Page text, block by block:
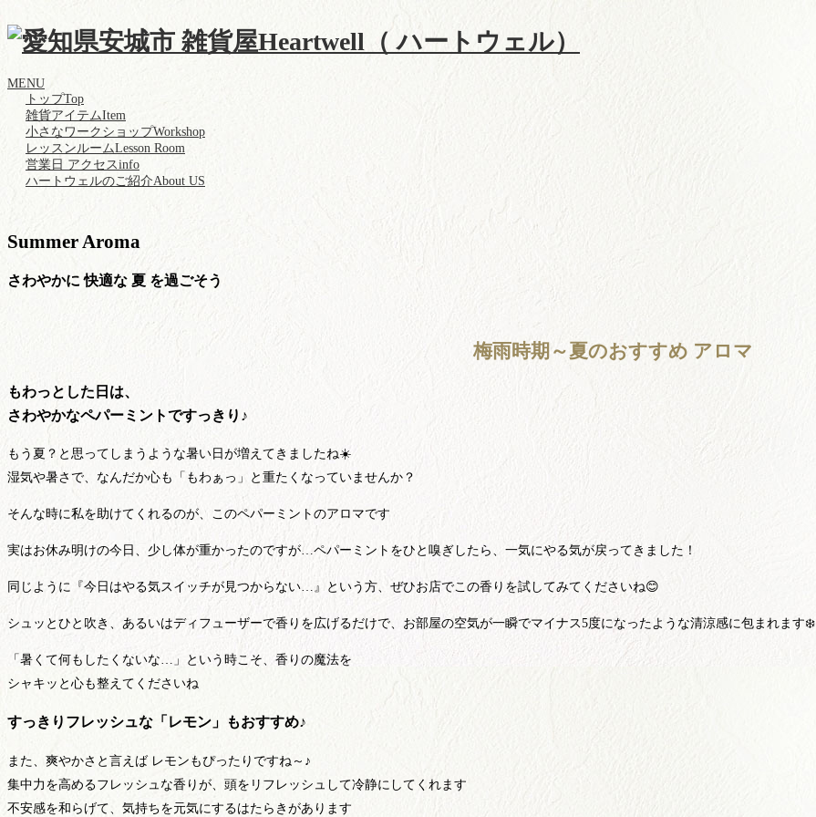
MENU
トップTop
雑貨アイテムItem
小さなワークショップWorkshop
レッスンルームLesson Room
営業日 アクセスinfo
ハートウェルのご紹介About US
Summer Aroma
さわやかに 快適な 夏 を過ごそう
梅雨時期～夏のおすすめ アロマ
もわっとした日は、
さわやかなペパーミントですっきり♪
もう夏？と思ってしまうような暑い日が増えてきましたね☀️
湿気や暑さで、なんだか心も「もわぁっ」と重たくなっていませんか？
そんな時に私を助けてくれるのが、このペパーミントのアロマです
実はお休み明けの今日、少し体が重かったのですが…ペパーミントをひと嗅ぎしたら、一気にやる気が戻ってきました！
同じように『今日はやる気スイッチが見つからない…』という方、ぜひお店でこの香りを試してみてくださいね😊
シュッとひと吹き、あるいはディフューザーで香りを広げるだけで、お部屋の空気が一瞬でマイナス5度になったような清涼感に包まれます❄️
「暑くて何もしたくないな…」という時こそ、香りの魔法を
シャキッと心も整えてくださいね
すっきりフレッシュな「レモン」もおすすめ♪
また、爽やかさと言えば レモンもぴったりですね～♪
集中力を高めるフレッシュな香りが、頭をリフレッシュして冷静にしてくれます
不安感を和らげて、気持ちを元気にするはたらきがあります